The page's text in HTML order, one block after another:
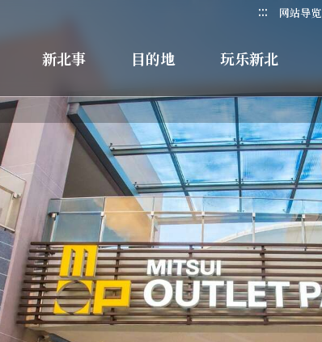
::: 网站导览
新北事 目的地 玩乐新北